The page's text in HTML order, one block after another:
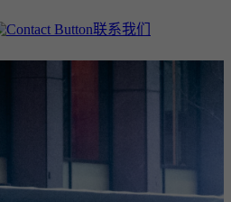
联系我们